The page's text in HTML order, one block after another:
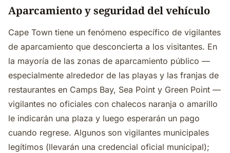
Aparcamiento y seguridad del vehículo
Cape Town tiene un fenómeno específico de vigilantes
de aparcamiento que desconcierta a los visitantes. En
la mayoría de las zonas de aparcamiento público —
especialmente alrededor de las playas y las franjas de
restaurantes en Camps Bay, Sea Point y Green Point —
vigilantes no oficiales con chalecos naranja o amarillo
le indicarán una plaza y luego esperarán un pago
cuando regrese. Algunos son vigilantes municipales
legítimos (llevarán una credencial oficial municipal);